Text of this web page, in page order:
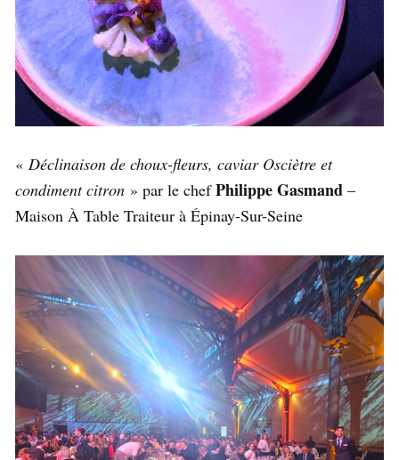
« Déclinaison de choux-fleurs, caviar Osciètre et
condiment citron » par le chefPhilippe Gasmand –
Maison À Table Traiteur à Épinay-Sur-Seine